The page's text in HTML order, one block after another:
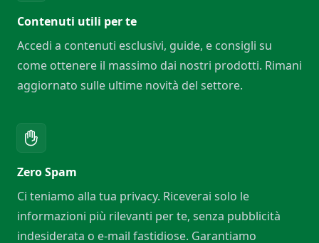
Contenuti utili per te
Accedi a contenuti esclusivi, guide, e consigli su
come ottenere il massimo dai nostri prodotti. Rimani
aggiornato sulle ultime novità del settore.
Zero Spam
Ci teniamo alla tua privacy. Riceverai solo le
informazioni più rilevanti per te, senza pubblicità
indesiderata o e-mail fastidiose. Garantiamo